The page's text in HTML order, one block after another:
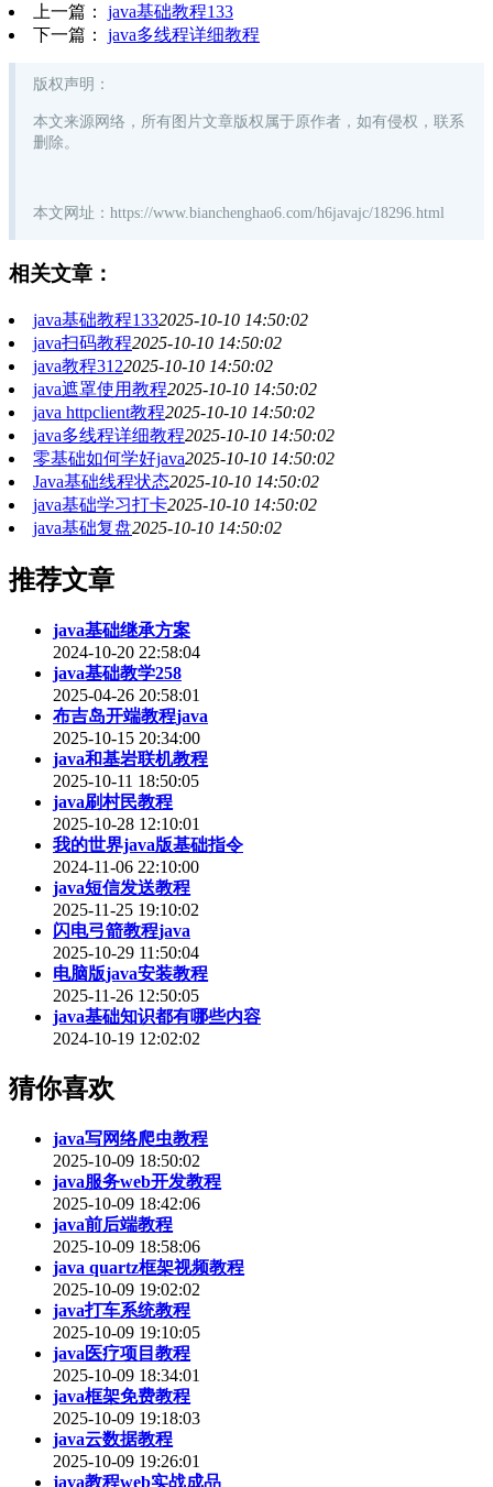
上一篇： java基础教程133
下一篇： java多线程详细教程
版权声明 ：
本文来源网络，所有图片文章版权属于原作者，如有侵权，联系
删除。
本文网址：https://www.bianchenghao6.com/h6javajc/18296.html
相关文章：
java基础教程1332025-10-10 14:50:02
java扫码教程2025-10-10 14:50:02
java教程3122025-10-10 14:50:02
java遮罩使用教程2025-10-10 14:50:02
java httpclient教程2025-10-10 14:50:02
java多线程详细教程2025-10-10 14:50:02
零基础如何学好java2025-10-10 14:50:02
Java基础线程状态2025-10-10 14:50:02
java基础学习打卡2025-10-10 14:50:02
java基础复盘2025-10-10 14:50:02
推荐文章
java基础继承方案
2024-10-20 22:58:04
java基础教学258
2025-04-26 20:58:01
布吉岛开端教程java
2025-10-15 20:34:00
java和基岩联机教程
2025-10-11 18:50:05
java刷村民教程
2025-10-28 12:10:01
我的世界java版基础指令
2024-11-06 22:10:00
java短信发送教程
2025-11-25 19:10:02
闪电弓箭教程java
2025-10-29 11:50:04
电脑版java安装教程
2025-11-26 12:50:05
java基础知识都有哪些内容
2024-10-19 12:02:02
猜你喜欢
java写网络爬虫教程
2025-10-09 18:50:02
java服务web开发教程
2025-10-09 18:42:06
java前后端教程
2025-10-09 18:58:06
java quartz框架视频教程
2025-10-09 19:02:02
java打车系统教程
2025-10-09 19:10:05
java医疗项目教程
2025-10-09 18:34:01
java框架免费教程
2025-10-09 19:18:03
java云数据教程
2025-10-09 19:26:01
java教程web实战成品